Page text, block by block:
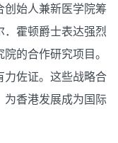
创始人兼新医学院筹
霍顿爵士表达强烈
的合作研究项目。
佐证。这些战略合
香港发展成为国际